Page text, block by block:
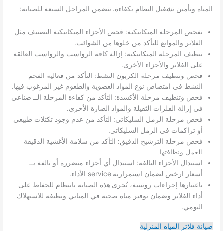
المياه وتأمين تشغيل النظام بكفاءة. تتضمن المراحل السبعة للصيانة:
تفحص المرحلة الميكانيكية: فحص الأجزاء الميكانيكية التصنيف مثل
الفلاتر والموانع للتأكد من خلوها من الشوائب.
تنظيف المرحلة الميكانيكية: إزالة كافة الرواسب والرواسب العالقة
على الفلاتر والأجزاء الأخرى.
فحص وتنظيف مرحلة الكربون النشط: التأكد من فعالية الفحم
النشط في امتصاص نوع المواد العضوية والطعوم غير المرغوب فيها.
فحص وتنظيف مرحلة الأكسدة: التأكد من كفاءة المرحلة الــ صناعي
في إزالة الفلزات الثقيلة والمواد الضارة الأخرى.
فحص مرحلة الرمل السليكاتي: التأكد من عدم وجود تكتلات طبيعي
أو تراكمات في الرمل السليكاتي.
فحص مرحلة الترشيح الدقيق: التأكد من سلامة الأغشية الدقيقة
للعمل ونظافتها.
استبدال الأجزاء التالفة: استبدال أي أجزاء متضررة أو تالفة بــ
أسعار ارخص لضمان استمرارية service الأداء.
باعتبارها إجراءات روتينية، تُجرى هذه الصيانة بانتظام للحفاظ على
أداء الفلاتر وضمان توفير مياه صحية في المباني ونظيفة للاستهلاك
اليومي.
صيانة فلاتر المياه المنزلية